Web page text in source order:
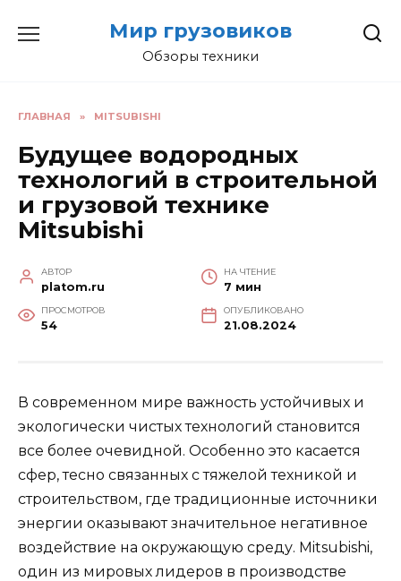
Мир грузовиков
Обзоры техники
ГЛАВНАЯ » MITSUBISHI
Будущее водородных
технологий в строительной
и грузовой технике
Mitsubishi
АВТОР
platom.ru
НА ЧТЕНИЕ
7 мин
ПРОСМОТРОВ
54
ОПУБЛИКОВАНО
21.08.2024
В современном мире важность устойчивых и
экологически чистых технологий становится
все более очевидной. Особенно это касается
сфер, тесно связанных с тяжелой техникой и
строительством, где традиционные источники
энергии оказывают значительное негативное
воздействие на окружающую среду. Mitsubishi,
один из мировых лидеров в производстве